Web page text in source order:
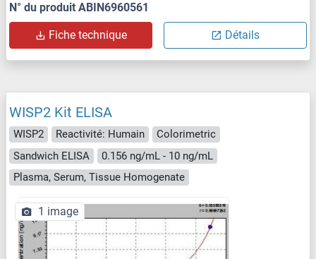
N° du produit ABIN6960561
Fiche technique Détails
WISP2 Kit ELISA
WISP2 Reactivité: Humain
Colorimetric
Sandwich ELISA
0.156 ng/mL - 10 ng/mL
Plasma, Serum, Tissue Homogenate
1 image